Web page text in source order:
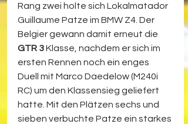
Rang zwei holte sich Lokalmatador
Guillaume Patze im BMW Z4. Der
Belgier gewann damit erneut die
GTR 3 Klasse, nachdem er sich im
ersten Rennen noch ein enges
Duell mit Marco Daedelow (M240i
RC) um den Klassensieg geliefert
hatte. Mit den Plätzen sechs und
sieben verbuchte Patze ein starkes